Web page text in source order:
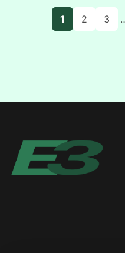
1 2 3